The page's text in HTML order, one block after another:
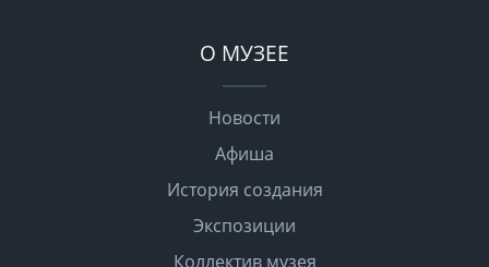
О МУЗЕЕ
Новости
Афиша
История создания
Экспозиции
Коллектив музея